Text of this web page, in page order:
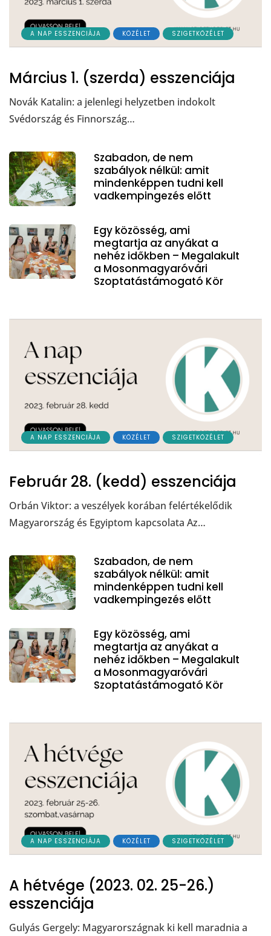
A NAP ESSZENCIÁJA KÖZÉLET SZIGETKÖZÉLET
Március 1. (szerda) esszenciája
Novák Katalin: a jelenlegi helyzetben indokolt
Svédország és Finnország…
Szabadon, de nem
szabályok nélkül: amit
mindenképpen tudni kell
vadkempingezés előtt
Egy közösség, ami
megtartja az anyákat a
nehéz időkben – Megalakult
a Mosonmagyaróvári
Szoptatástámogató Kör
A NAP ESSZENCIÁJA KÖZÉLET SZIGETKÖZÉLET
Február 28. (kedd) esszenciája
Orbán Viktor: a veszélyek korában felértékelődik
Magyarország és Egyiptom kapcsolata Az…
Szabadon, de nem
szabályok nélkül: amit
mindenképpen tudni kell
vadkempingezés előtt
Egy közösség, ami
megtartja az anyákat a
nehéz időkben – Megalakult
a Mosonmagyaróvári
Szoptatástámogató Kör
A NAP ESSZENCIÁJA KÖZÉLET SZIGETKÖZÉLET
A hétvége (2023. 02. 25-26.)
esszenciája
Gulyás Gergely: Magyarországnak ki kell maradnia a